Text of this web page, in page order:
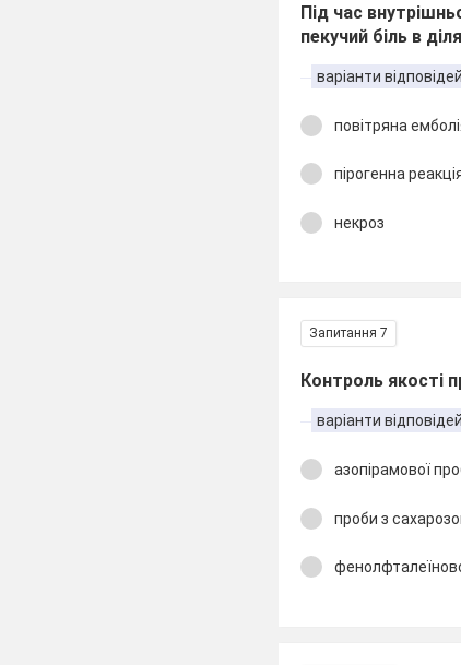
Під час
пекучий біль в
варіанти відповідей
повітряна
пірогенна
некроз
Запитання 7
Контроль якості
варіанти відповідей
азопірамової
проби з